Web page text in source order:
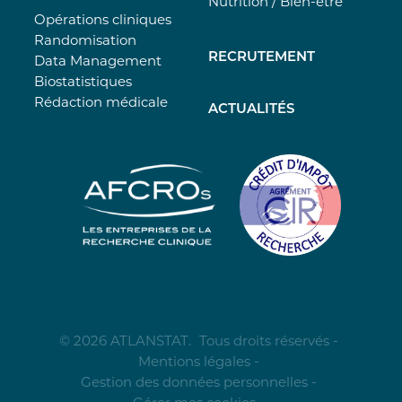
Opérations cliniques
Randomisation
Data Management
Biostatistiques
Rédaction médicale
RECRUTEMENT
ACTUALITÉS
© 2026 ATLANSTAT. Tous droits réservés -
Mentions légales -
Gestion des données personnelles -